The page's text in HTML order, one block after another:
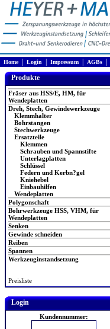
Home| Login Impressum AGBs
Produkte
Fräser aus HSS/E, HM, für
Wendeplatten
Dreh, Stech, Gewindewerkzeuge
Klemmhalter
Bohrstangen
Stechwerkzeuge
Ersatzteile
Klemmen
Schrauben und Spannstifte
Unterlagplatten
Schlüssel
Federn und Kerbn?gel
Kniehebel
Einbauhilfen
Wendeplatten
Polygonschaft
Bohrwerkzeuge HSS, VHM, für
Wendeplatten
Senken
Gewinde schneiden
Reiben
Spannen
Werkzeuginstandsetzung
Preisliste
Login
Kundennummer: